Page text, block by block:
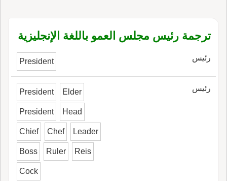
ترجمة رئيس مجلس العمو باللغة الإنجليزية
رئيس President
رئيس President Elder
President Head
Chief Chef Leader
Boss Ruler Reis
Cock